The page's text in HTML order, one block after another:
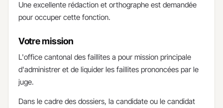
Une excellente rédaction et orthographe est demandée
pour occuper cette fonction.
Votre mission
​L'office cantonal des faillites a pour mission principale
d'administrer et de liquider les faillites prononcées par le
juge.
Dans le cadre des dossiers, la candidate ou le candidat